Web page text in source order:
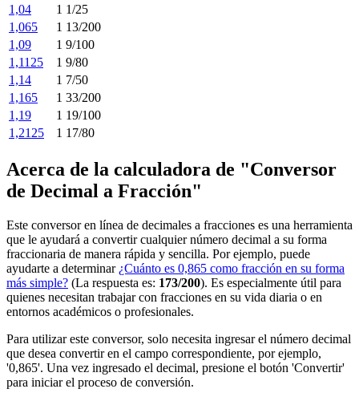
1,04
1 1/25
1,065
1 13/200
1,09
1 9/100
1,1125
1 9/80
1,14
1 7/50
1,165
1 33/200
1,19
1 19/100
1,2125
1 17/80
Acerca de la calculadora de "Conversor
de Decimal a Fracción"
Este conversor en línea de decimales a fracciones es una herramienta
que le ayudará a convertir cualquier número decimal a su forma
fraccionaria de manera rápida y sencilla. Por ejemplo, puede
ayudarte a determinar ¿Cuánto es 0,865 como fracción en su forma
más simple? (La respuesta es: 173/200). Es especialmente útil para
quienes necesitan trabajar con fracciones en su vida diaria o en
entornos académicos o profesionales.
Para utilizar este conversor, solo necesita ingresar el número decimal
que desea convertir en el campo correspondiente, por ejemplo,
'0,865'. Una vez ingresado el decimal, presione el botón 'Convertir'
para iniciar el proceso de conversión.